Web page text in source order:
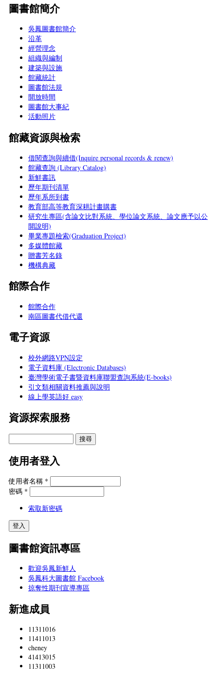
圖書館簡介
吳鳳圖書館簡介
沿革
經營理念
組織與編制
建築與設施
館藏統計
圖書館法規
開放時間
圖書館大事紀
活動照片
館藏資源與檢索
借閱查詢與續借(Inquire personal records & renew)
館藏查詢 (Library Catalog)
新鮮書訊
歷年期刊清單
歷年系所到書
教育部高等教育深耕計畫購書
研究生專區(含論文比對系統、學位論文系統、論文應予以公
開說明)
畢業專題檢索(Graduation Project)
多媒體館藏
贈書芳名錄
機構典藏
館際合作
館際合作
南區圖書代借代還
電子資源
校外網路VPN設定
電子資料庫 (Electronic Databases)
臺灣學術電子書暨資料庫聯盟查詢系統(E-books)
引文類相關資料推薦與說明
線上學英語好 easy
資源探索服務
使用者登入
使用者名稱 *
密碼 *
索取新密碼
圖書館資訊專區
歡迎吳鳳新鮮人
吳鳳科大圖書館 Facebook
掠奪性期刊宣導專區
新進成員
11311016
11411013
cheney
41413015
11311003